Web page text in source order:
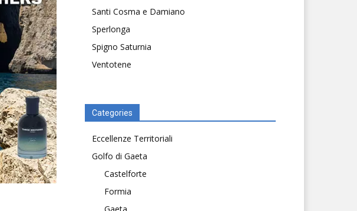
Santi Cosma e Damiano
Sperlonga
Spigno Saturnia
Ventotene
Categories
Eccellenze Territoriali
Golfo di Gaeta
Castelforte
Formia
Gaeta